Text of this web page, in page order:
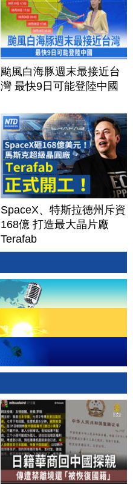
颱風白海豚週末最接近台
灣 最快9日可能登陸中國
SpaceX、特斯拉德州斥資
168億 打造最大晶片廠
Terafab